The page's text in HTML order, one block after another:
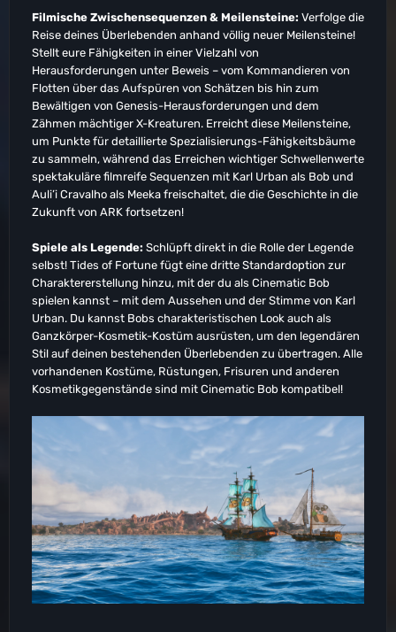
Filmische Zwischensequenzen & Meilensteine: Verfolge die
Reise deines Überlebenden anhand völlig neuer Meilensteine!
Stellt eure Fähigkeiten in einer Vielzahl von
Herausforderungen unter Beweis – vom Kommandieren von
Flotten über das Aufspüren von Schätzen bis hin zum
Bewältigen von Genesis-Herausforderungen und dem
Zähmen mächtiger X-Kreaturen. Erreicht diese Meilensteine,
um Punkte für detaillierte Spezialisierungs-Fähigkeitsbäume
zu sammeln, während das Erreichen wichtiger Schwellenwerte
spektakuläre filmreife Sequenzen mit Karl Urban als Bob und
Auli’i Cravalho als Meeka freischaltet, die die Geschichte in die
Zukunft von ARK fortsetzen!
Spiele als Legende: Schlüpft direkt in die Rolle der Legende
selbst! Tides of Fortune fügt eine dritte Standardoption zur
Charaktererstellung hinzu, mit der du als Cinematic Bob
spielen kannst – mit dem Aussehen und der Stimme von Karl
Urban. Du kannst Bobs charakteristischen Look auch als
Ganzkörper-Kosmetik-Kostüm ausrüsten, um den legendären
Stil auf deinen bestehenden Überlebenden zu übertragen. Alle
vorhandenen Kostüme, Rüstungen, Frisuren und anderen
Kosmetikgegenstände sind mit Cinematic Bob kompatibel!